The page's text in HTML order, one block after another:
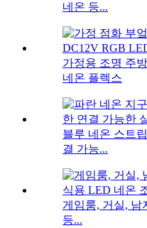
네온 등...
가정용 조명 주
네온 플렉스
블루 네온 스트
결 가능...
게임룸, 거실, 남
등...